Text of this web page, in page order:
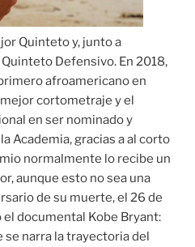
Quinteto y, junto a
Defensivo. En 2018,
afroamericano en
cortometraje y el
en ser nominado y
Academia, gracias a al corto
normalmente lo recibe un
aunque esto no sea una
de su muerte, el 26 de
documental Kobe Bryant:
se narra la trayectoria del